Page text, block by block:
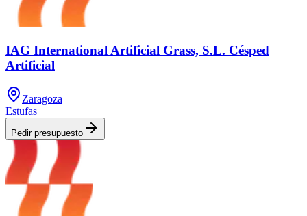
IAG International Artificial Grass, S.L. Césped
Artificial
Zaragoza
Estufas
Pedir presupuesto